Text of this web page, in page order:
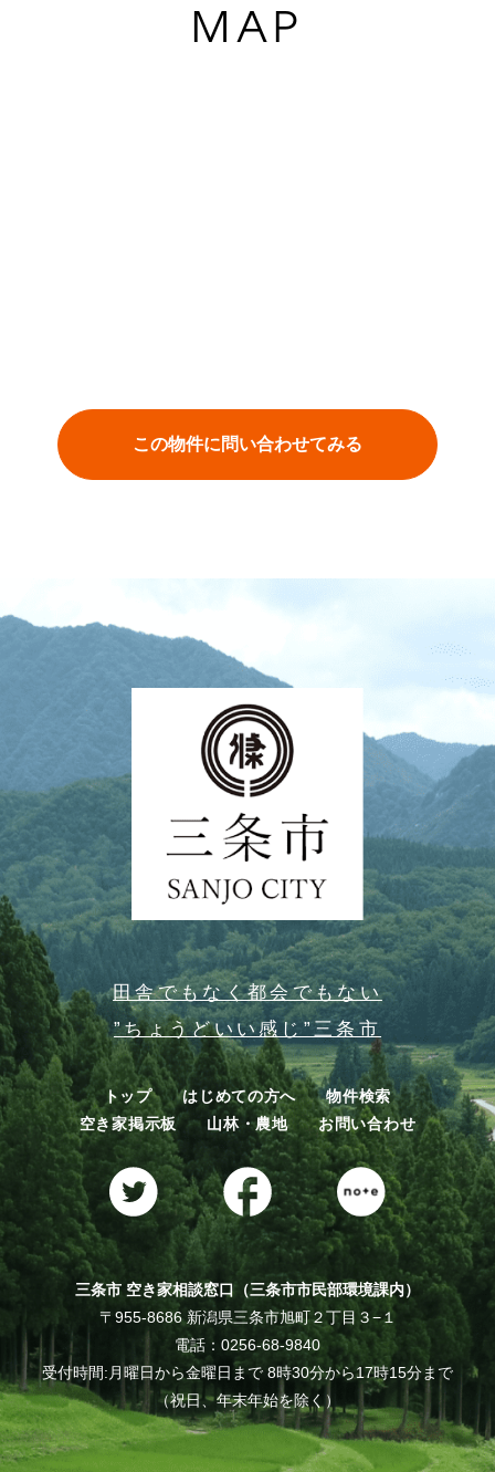
MAP
この物件に問い合わせてみる
田舎でもなく都会でもない
”ちょうどいい感じ”三条市
トップ はじめての方へ
物件検索
空き家掲示板
山林・農地 お問い合わせ
三条市 空き家相談窓口（三条市市民部環境課内）
〒955-8686 新潟県三条市旭町２丁目３−１
電話：0256-68-9840
受付時間:月曜日から金曜日まで 8時30分から17時15分まで
（祝日、年末年始を除く）